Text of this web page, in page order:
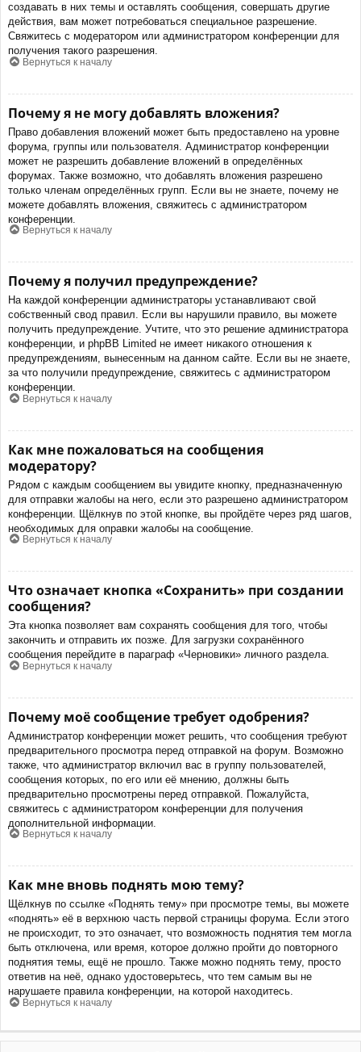
создавать в них темы и оставлять сообщения, совершать другие
действия, вам может потребоваться специальное разрешение.
Свяжитесь с модератором или администратором конференции для
получения такого разрешения.
Вернуться к началу
Почему я не могу добавлять вложения?
Право добавления вложений может быть предоставлено на уровне
форума, группы или пользователя. Администратор конференции
может не разрешить добавление вложений в определённых
форумах. Также возможно, что добавлять вложения разрешено
только членам определённых групп. Если вы не знаете, почему не
можете добавлять вложения, свяжитесь с администратором
конференции.
Вернуться к началу
Почему я получил предупреждение?
На каждой конференции администраторы устанавливают свой
собственный свод правил. Если вы нарушили правило, вы можете
получить предупреждение. Учтите, что это решение администратора
конференции, и phpBB Limited не имеет никакого отношения к
предупреждениям, вынесенным на данном сайте. Если вы не знаете,
за что получили предупреждение, свяжитесь с администратором
конференции.
Вернуться к началу
Как мне пожаловаться на сообщения
модератору?
Рядом с каждым сообщением вы увидите кнопку, предназначенную
для отправки жалобы на него, если это разрешено администратором
конференции. Щёлкнув по этой кнопке, вы пройдёте через ряд шагов,
необходимых для оправки жалобы на сообщение.
Вернуться к началу
Что означает кнопка «Сохранить» при создании
сообщения?
Эта кнопка позволяет вам сохранять сообщения для того, чтобы
закончить и отправить их позже. Для загрузки сохранённого
сообщения перейдите в параграф «Черновики» личного раздела.
Вернуться к началу
Почему моё сообщение требует одобрения?
Администратор конференции может решить, что сообщения требуют
предварительного просмотра перед отправкой на форум. Возможно
также, что администратор включил вас в группу пользователей,
сообщения которых, по его или её мнению, должны быть
предварительно просмотрены перед отправкой. Пожалуйста,
свяжитесь с администратором конференции для получения
дополнительной информации.
Вернуться к началу
Как мне вновь поднять мою тему?
Щёлкнув по ссылке «Поднять тему» при просмотре темы, вы можете
«поднять» её в верхнюю часть первой страницы форума. Если этого
не происходит, то это означает, что возможность поднятия тем могла
быть отключена, или время, которое должно пройти до повторного
поднятия темы, ещё не прошло. Также можно поднять тему, просто
ответив на неё, однако удостоверьтесь, что тем самым вы не
нарушаете правила конференции, на которой находитесь.
Вернуться к началу